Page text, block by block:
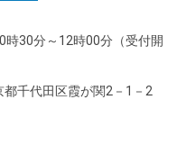
時30分～12時00分（受付開
都千代田区霞が関2－1－2